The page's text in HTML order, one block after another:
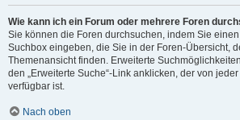
Wie kann ich ein Forum oder mehrere Foren
Sie können die Foren durchsuchen, indem Sie
Suchbox eingeben, die Sie in der Foren-Übersicht,
Themenansicht finden. Erweiterte
den „Erweiterte Suche“-Link anklicken, der von
verfügbar ist.
Nach oben